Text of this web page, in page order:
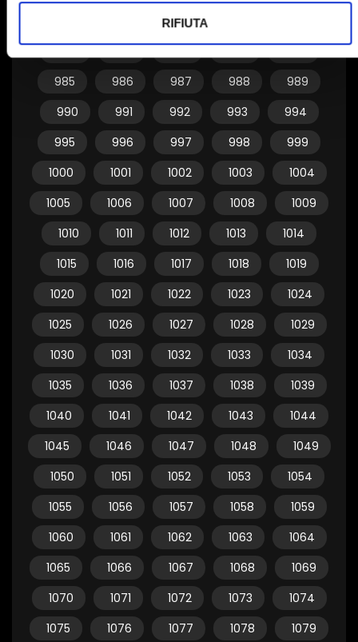
RIFIUTA
977
985
986 987 988
989
990
991 992 993
994
995
996 997 998
999
1000
1001 1002 1003
1004
1005
1006 1007 1008
1009
1010
1011 1012 1013
1014
1015
1016 1017 1018
1019
1020
1021 1022 1023
1024
1025
1026 1027 1028
1029
1030
1031 1032 1033
1034
1035
1036 1037 1038
1039
1040
1041 1042 1043
1044
1045
1046 1047 1048
1049
1050
1051 1052 1053
1054
1055
1056 1057 1058
1059
1060
1061 1062 1063
1064
1065
1066 1067 1068
1069
1070
1071 1072 1073
1074
1075
1076 1077 1078
1079